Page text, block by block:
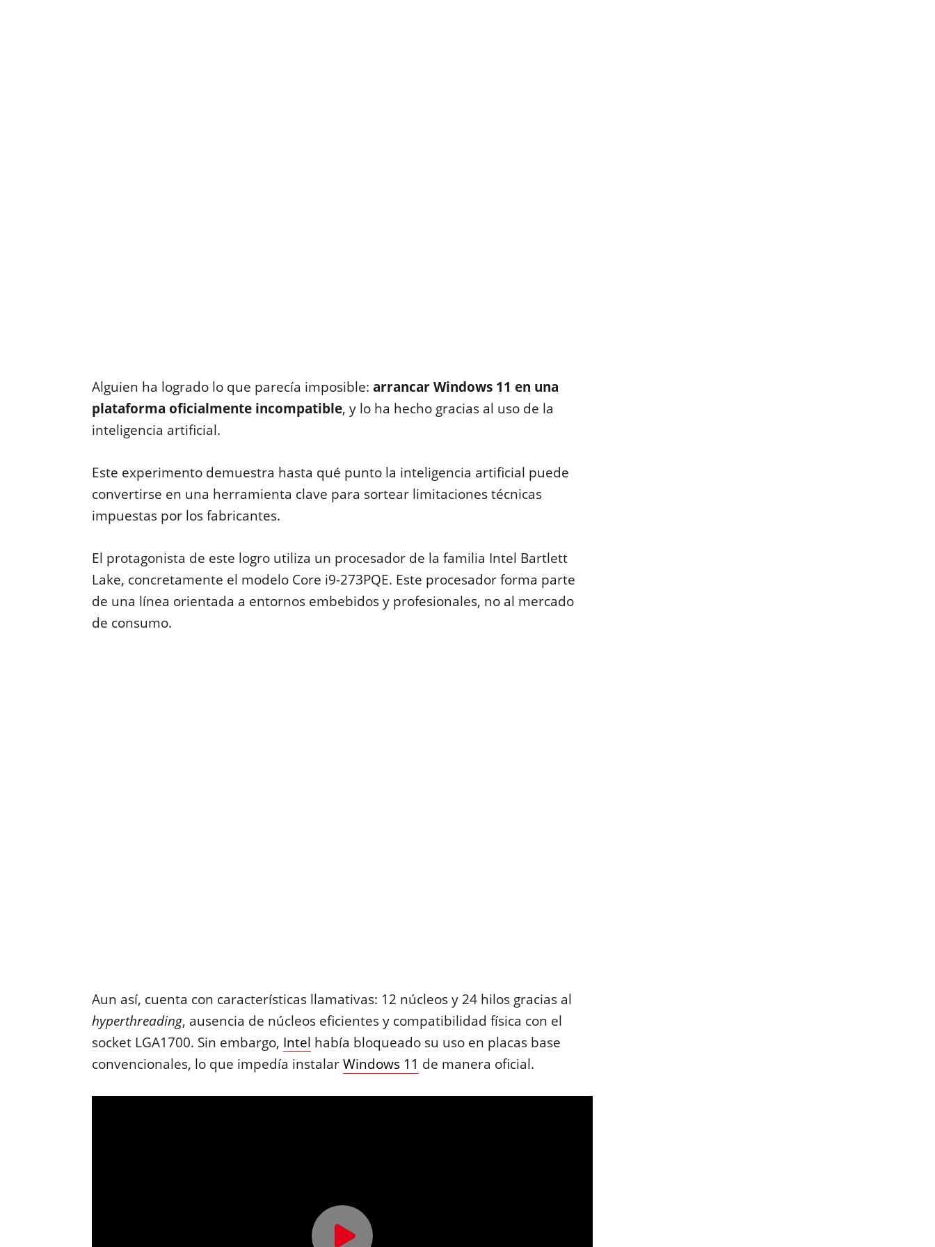
Alguien ha logrado lo que parecía imposible: arrancar Windows 11 en una
plataforma oficialmente incompatible, y lo ha hecho gracias al uso de la
inteligencia artificial.
Este experimento demuestra hasta qué punto la inteligencia artificial puede
convertirse en una herramienta clave para sortear limitaciones técnicas
impuestas por los fabricantes.
El protagonista de este logro utiliza un procesador de la familia Intel Bartlett
Lake, concretamente el modelo Core i9-273PQE. Este procesador forma parte
de una línea orientada a entornos embebidos y profesionales, no al mercado
de consumo.
Aun así, cuenta con características llamativas: 12 núcleos y 24 hilos gracias al
hyperthreading, ausencia de núcleos eficientes y compatibilidad física con el
socket LGA1700. Sin embargo, Intel había bloqueado su uso en placas base
convencionales, lo que impedía instalarWindows 11 de manera oficial.